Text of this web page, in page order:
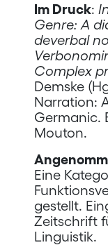
Im Druck:
Genre: A
deverbal
Complex
Demske
Narration:
Germanic.
Mouton.
Eine
gestellt.
Zeitschrift
Linguistik.